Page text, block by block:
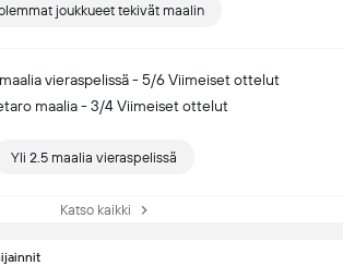
joukkueet tekivät maalin
maalia vieraspelissä - 5/6 Viimeiset ottelut
maalia - 3/4 Viimeiset ottelut
Yli 2.5 maalia vieraspelissä
Katso kaikki